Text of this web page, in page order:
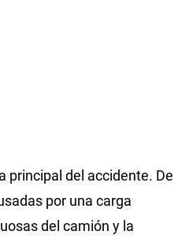
principal del accidente. De
por una carga
del camión y la